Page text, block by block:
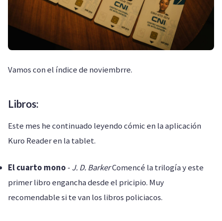
Vamos con el índice de noviembrre.
Libros:
Este mes he continuado leyendo cómic en la aplicación
Kuro Reader en la tablet.
El cuarto mono - J. D. BarkerComencé la trilogía y este
primer libro engancha desde el pricipio. Muy
recomendable si te van los libros policiacos.